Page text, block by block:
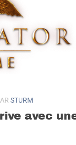
STURM
avec